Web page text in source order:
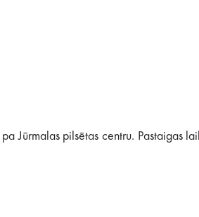
Jūrmalas pilsētas centru. Pastaigas